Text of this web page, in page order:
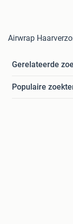
Airwrap
Gerelateerde
Populaire